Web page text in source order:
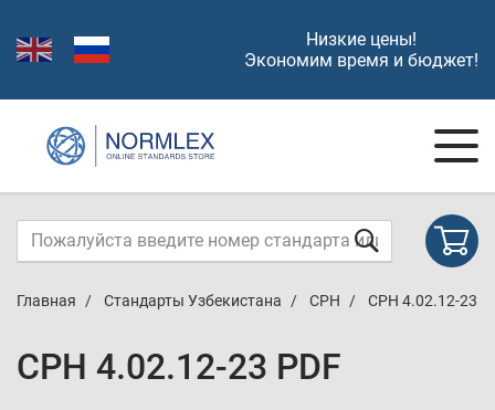
Низкие цены!
Экономим время и бюджет!
Главная Стандарты Узбекистана СРН СРН 4.02.12-23
СРН 4.02.12-23 PDF